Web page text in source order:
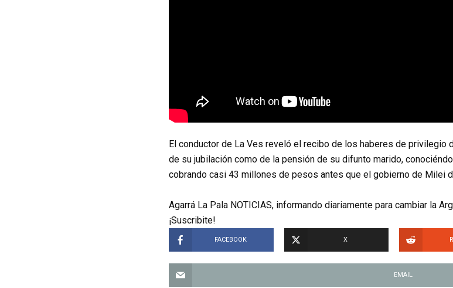
El conductor de La Ves reveló el recibo de los haberes de privilegio
de su jubilación como de la pensión de su difunto marido,
cobrando casi 43 millones de pesos antes que el gobierno de Milei
Agarrá La Pala NOTICIAS, informando diariamente para cambiar la
¡Suscribite!
FACEBOOK X
EMAIL